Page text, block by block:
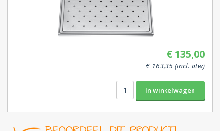
€ 135,00
€ 163,35 (incl. btw)